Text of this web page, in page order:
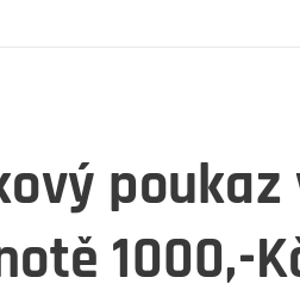
poukaz
1000,-